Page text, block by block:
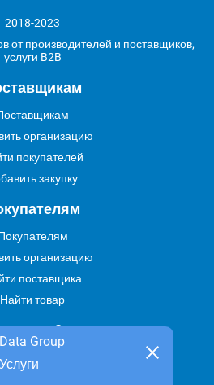
Data Group
Услуги
2018-2023
от производителей и поставщиков,
услуги B2B
организацию
покупателей
закупку
организацию
поставщика
Найти товар
В2В
Найти услугу
свою услугу